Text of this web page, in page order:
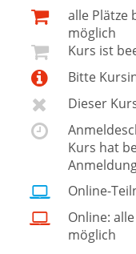
alle Plätze
möglich
Kurs ist
Bitte
Dieser
Kurs hat
Online-
Online:
möglich